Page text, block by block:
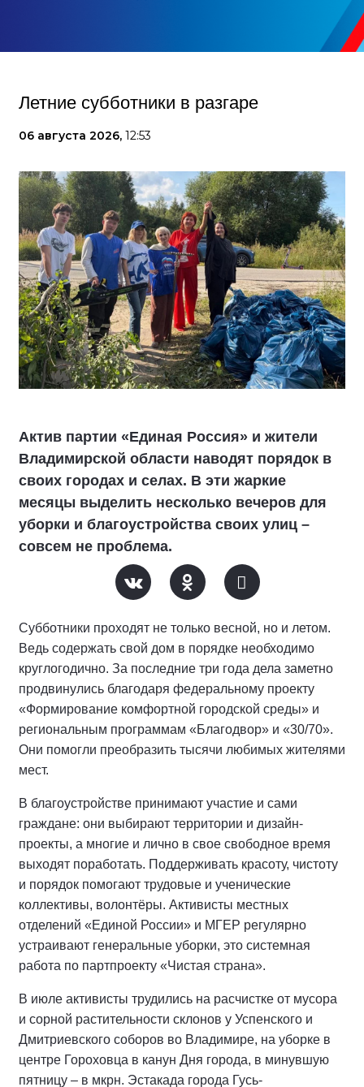
Летние субботники в разгаре
06 августа 2026, 12:53
Актив партии «Единая Россия» и жители
Владимирской области наводят порядок в
своих городах и селах. В эти жаркие
месяцы выделить несколько вечеров для
уборки и благоустройства своих улиц –
совсем не проблема.
Субботники проходят не только весной, но и летом.
Ведь содержать свой дом в порядке необходимо
круглогодично. За последние три года дела заметно
продвинулись благодаря федеральному проекту
«Формирование комфортной городской среды» и
региональным программам «Благодвор» и «30/70».
Они помогли преобразить тысячи любимых жителями
мест.
В благоустройстве принимают участие и сами
граждане: они выбирают территории и дизайн-
проекты, а многие и лично в свое свободное время
выходят поработать. Поддерживать красоту, чистоту
и порядок помогают трудовые и ученические
коллективы, волонтёры. Активисты местных
отделений «Единой России» и МГЕР регулярно
устраивают генеральные уборки, это системная
работа по партпроекту «Чистая страна».
В июле активисты трудились на расчистке от мусора
и сорной растительности склонов у Успенского и
Дмитриевского соборов во Владимире, на уборке в
центре Гороховца в канун Дня города, в минувшую
пятницу – в мкрн. Эстакада города Гусь-